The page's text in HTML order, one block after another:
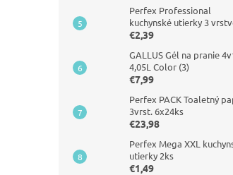
Perfex Professional
kuchynské utierky 3
€2,39
GALLUS Gél na pranie
4,05L Color (3)
€7,99
Perfex PACK Toaletný
3vrst. 6x24ks
€23,98
Perfex Mega XXL
utierky 2ks
€1,49